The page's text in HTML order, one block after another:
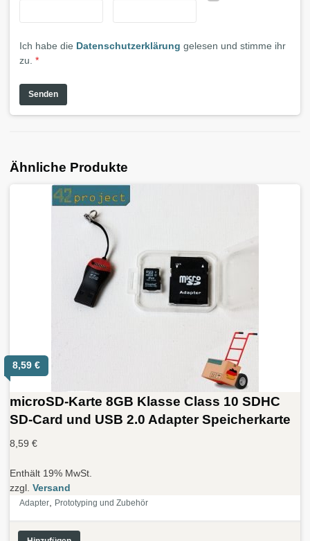
Ich habe die Datenschutzerklärung gelesen und stimme ihr
zu. *
Ähnliche Produkte
8,59 €
microSD-Karte 8GB Klasse Class 10 SDHC
SD-Card und USB 2.0 Adapter Speicherkarte
8,59 €
Enthält 19% MwSt.
zzgl. Versand
Adapter, Prototyping und Zubehör